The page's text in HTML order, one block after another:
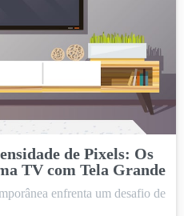
de Pixels: Os
TV com Tela Grande
enfrenta um desafio de